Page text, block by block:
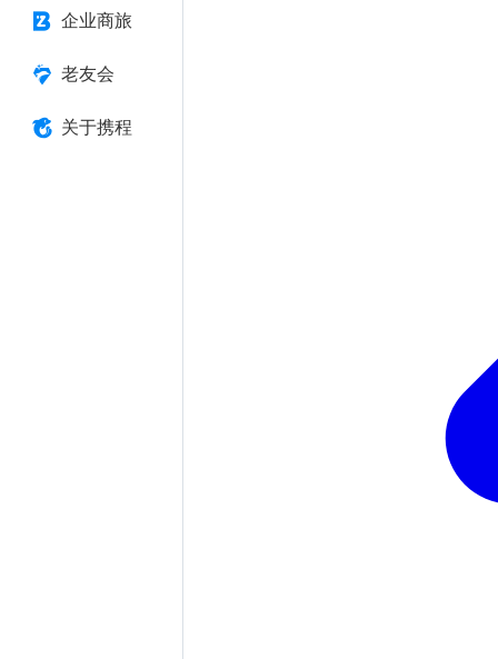
企业商旅
老友会
关于携程